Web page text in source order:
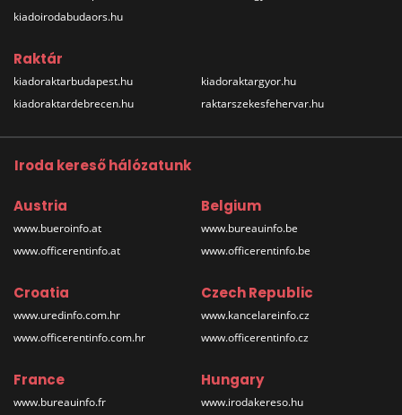
kiadoirodabudaors.hu
Raktár
kiadoraktarbudapest.hu
kiadoraktardebrecen.hu
kiadoraktargyor.hu
raktarszekesfehervar.hu
Iroda kereső hálózatunk
Austria
www.bueroinfo.at
www.officerentinfo.at
Belgium
www.bureauinfo.be
www.officerentinfo.be
Croatia
www.uredinfo.com.hr
www.officerentinfo.com.hr
Czech Republic
www.kancelareinfo.cz
www.officerentinfo.cz
France
www.bureauinfo.fr
Hungary
www.irodakereso.hu